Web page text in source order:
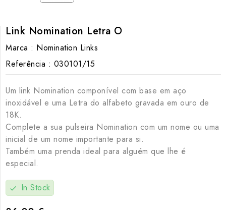
Link Nomination Letra O
Marca : Nomination Links
Referência : 030101/15
Um link Nomination componível com base em aço
inoxidável e uma Letra do alfabeto gravada em ouro de
18K.
Complete a sua pulseira Nomination com um nome ou uma
inicial de um nome importante para si.
Também uma prenda ideal para alguém que lhe é
especial.
check In Stock